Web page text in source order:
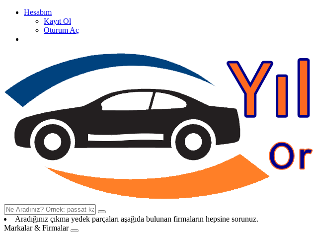
Hesabım
Kayıt Ol
Oturum Aç
Aradığınız çıkma yedek parçaları aşağıda bulunan firmaların hepsine sorunuz.
Markalar & Firmalar